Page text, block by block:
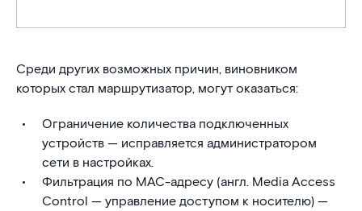
Среди других возможных причин, виновником
которых стал маршрутизатор, могут оказаться:
Ограничение количества подключенных
устройств — исправляется администратором
сети в настройках.
Фильтрация по MAC-адресу (англ. Media Access
Control — управление доступом к носителю) —